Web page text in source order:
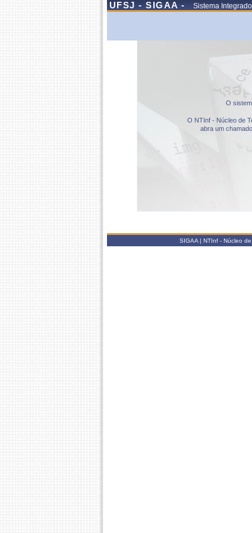
UFSJ - SIGAA - Sistema
O
O NTInf - Núcleo de
abra um
SIGAA | NTInf - Núcleo